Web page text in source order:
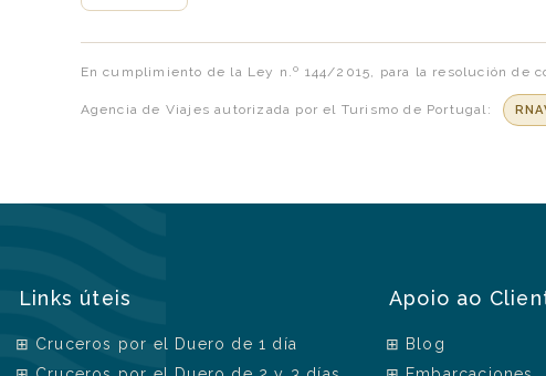
En cumplimiento de la Ley n.º 144/2015, para la resolución
Agencia de Viajes autorizada por el Turismo de Portugal:
Links úteis
Cruceros por el Duero de 1 día
Apoio ao
Blog